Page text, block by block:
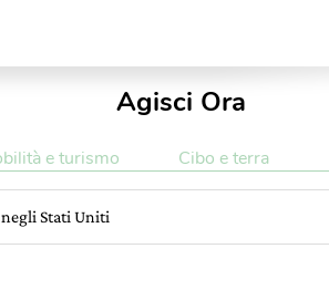
Agisci Ora
e turismo Cibo e terra
Stati Uniti